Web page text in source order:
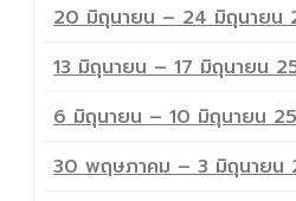
20 มิถุนายน – 24 มิถุนายน
13 มิถุนายน – 17 มิถุนายน
6 มิถุนายน – 10 มิถุนายน
30 พฤษภาคม – 3 มิถุนายน